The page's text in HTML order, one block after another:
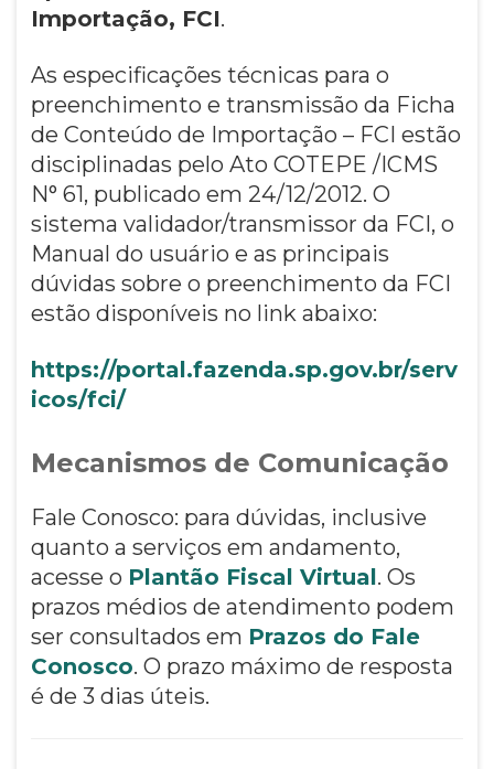
Importação, FCI.
As especificações técnicas para o
preenchimento e transmissão da Ficha
de Conteúdo de Importação – FCI estão
disciplinadas pelo Ato COTEPE /ICMS
N° 61, publicado em 24/12/2012. O
sistema validador/transmissor da FCI, o
Manual do usuário e as principais
dúvidas sobre o preenchimento da FCI
estão disponíveis no link abaixo:
https://portal.fazenda.sp.gov.br/serv
icos/fci/
Mecanismos de Comunicação
Fale Conosco: para dúvidas, inclusive
quanto a serviços em andamento,
acesse o Plantão Fiscal Virtual. Os
prazos médios de atendimento podem
ser consultados em Prazos do Fale
Conosco. O prazo máximo de resposta
é de 3 dias úteis.